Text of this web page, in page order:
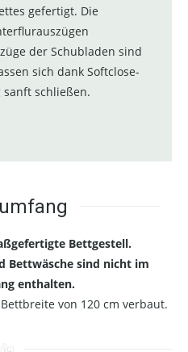
gefertigt. Die
der Schubladen sind
sich dank Softclose-
schließen.
Bettgestell.
Bettwäsche sind nicht im
enthalten.
von 120 cm verbaut.